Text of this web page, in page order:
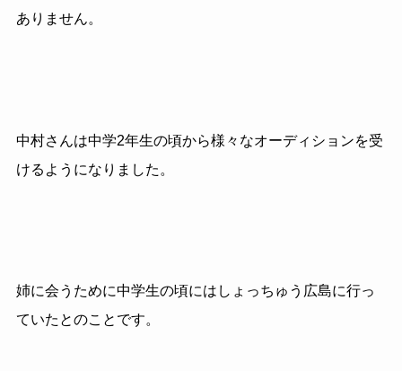
ありません。
中村さんは中学2年生の頃から様々なオーディションを受
けるようになりました。
姉に会うために中学生の頃にはしょっちゅう広島に行っ
ていたとのことです。